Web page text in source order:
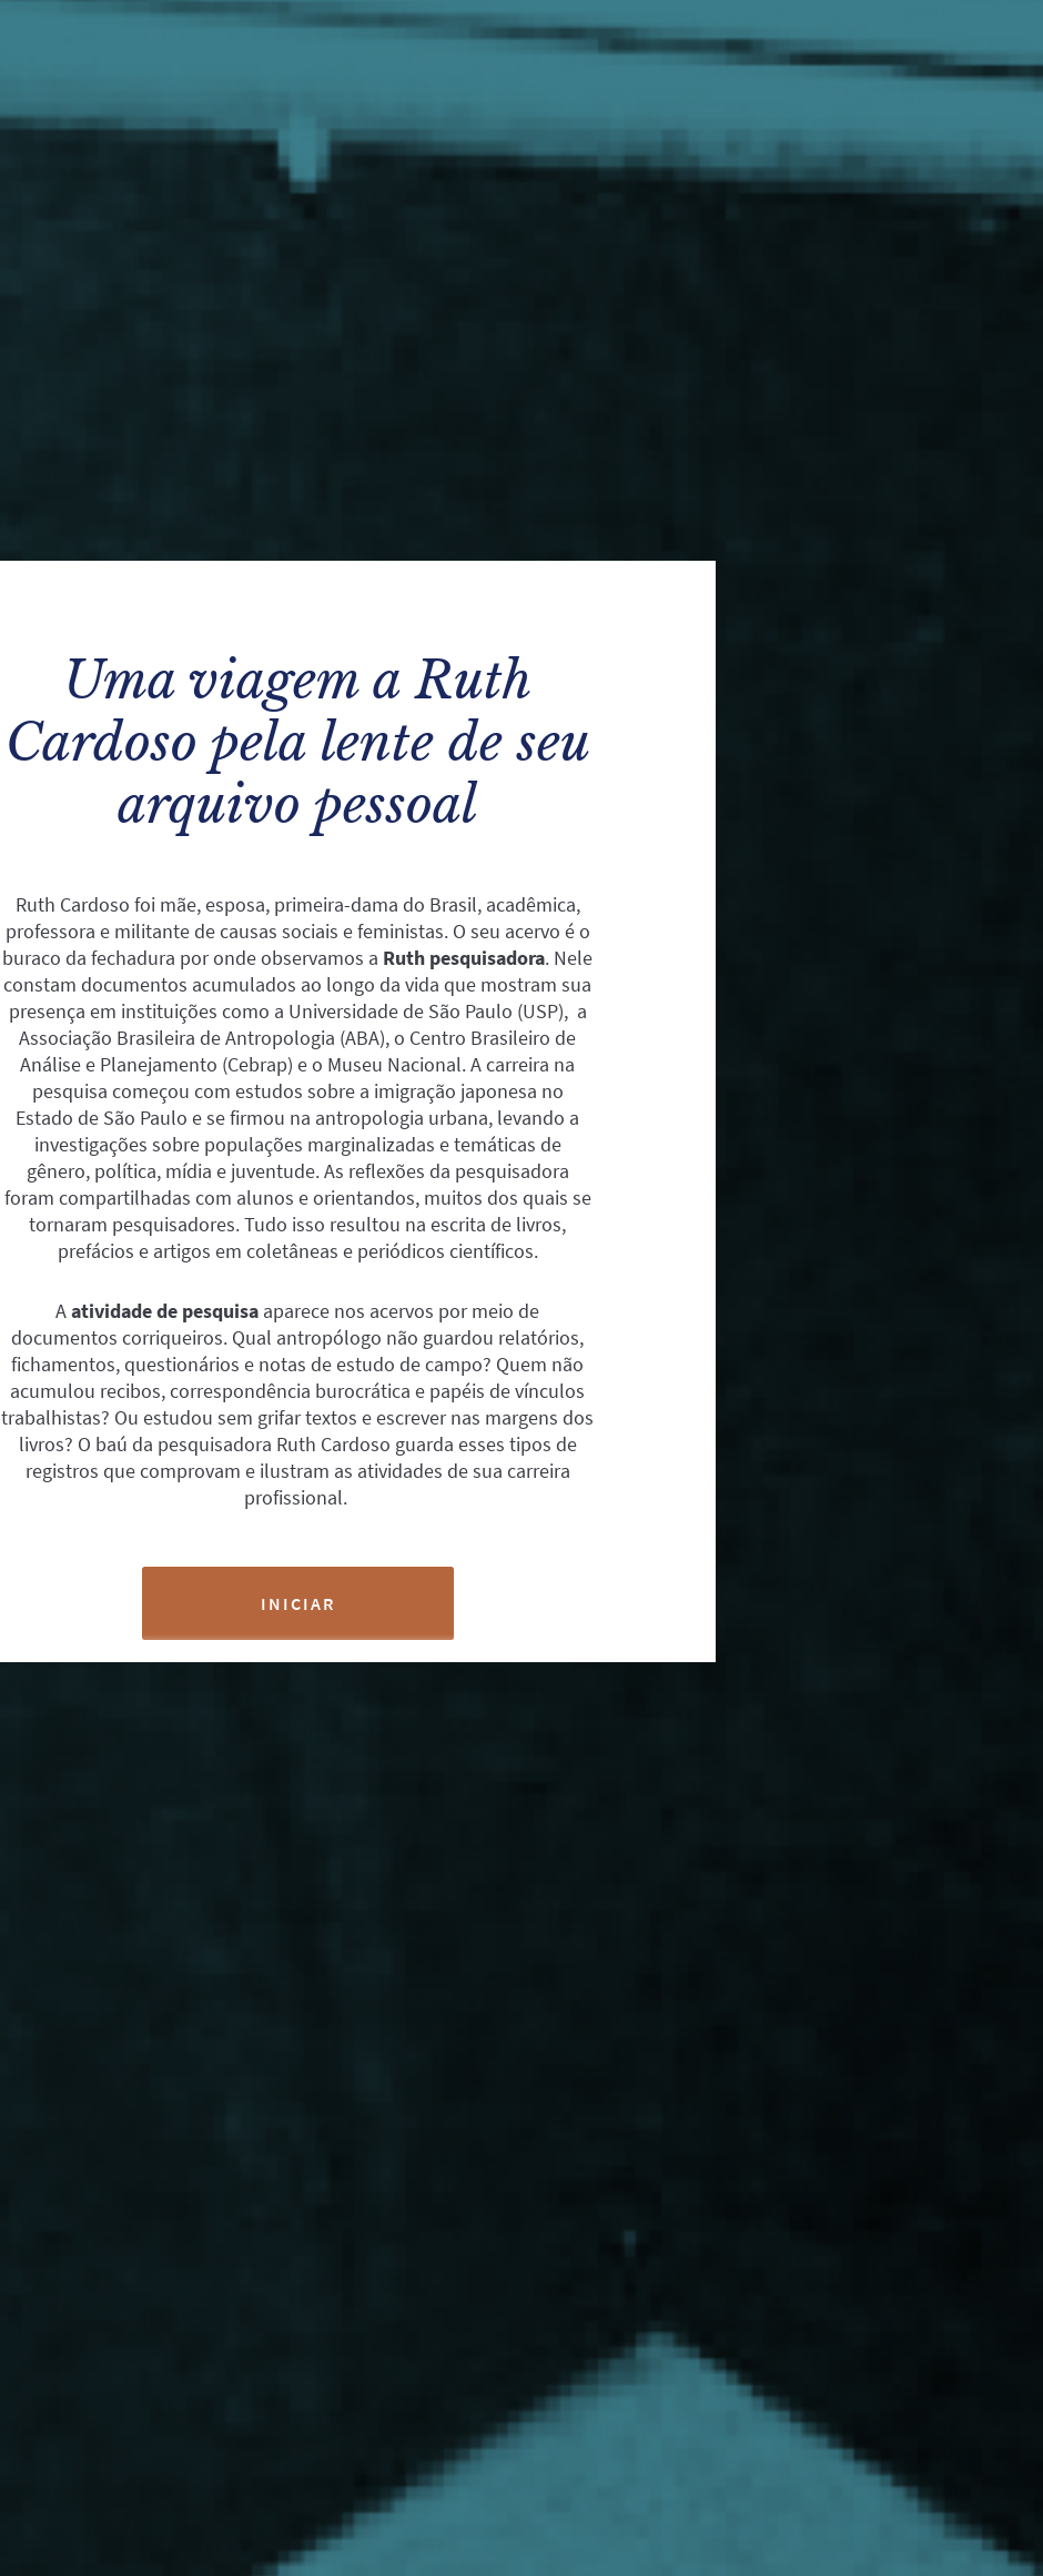
Uma viagem a Ruth
Cardoso pela lente de seu
arquivo pessoal
Ruth Cardoso foi mãe, esposa, primeira-dama do Brasil, acadêmica,
professora e militante de causas sociais e feministas. O seu acervo é o
buraco da fechadura por onde observamos a Ruth pesquisadora. Nele
constam documentos acumulados ao longo da vida que mostram sua
presença em instituições como a Universidade de São Paulo (USP), a
Associação Brasileira de Antropologia (ABA), o Centro Brasileiro de
Análise e Planejamento (Cebrap) e o Museu Nacional. A carreira na
pesquisa começou com estudos sobre a imigração japonesa no
Estado de São Paulo e se firmou na antropologia urbana, levando a
investigações sobre populações marginalizadas e temáticas de
gênero, política, mídia e juventude.As reflexões da pesquisadora
foram compartilhadas com alunos e orientandos, muitos dos quais se
tornaram pesquisadores. Tudo isso resultou na escrita de livros,
prefácios e artigos em coletâneas e periódicos científicos.
Aatividade de pesquisa aparece nos acervos por meio de
documentos corriqueiros. Qual antropólogo não guardou relatórios,
fichamentos, questionários e notas de estudo de campo? Quem não
acumulou recibos, correspondência burocrática e papéis de vínculos
trabalhistas? Ou estudou sem grifar textos e escrever nas margens dos
livros? O baú da pesquisadora Ruth Cardoso guarda esses tipos de
registros que comprovam e ilustram as atividades de sua carreira
profissional.
INICIAR